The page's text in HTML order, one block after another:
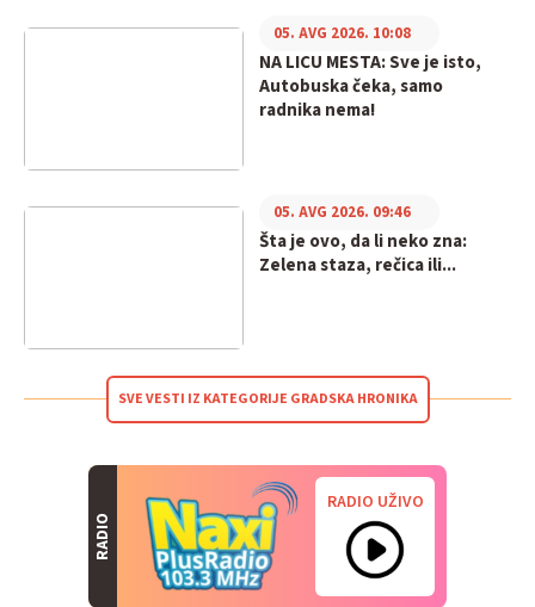
NA LICU MESTA: Sve je isto,
Autobuska čeka, samo
radnika nema!
05. AVG 2026. 10:08
Šta je ovo, da li neko zna:
Zelena staza, rečica ili...
05. AVG 2026. 09:46
SVE VESTI IZ KATEGORIJE GRADSKA HRONIKA
RADIO
RADIO UŽIVO